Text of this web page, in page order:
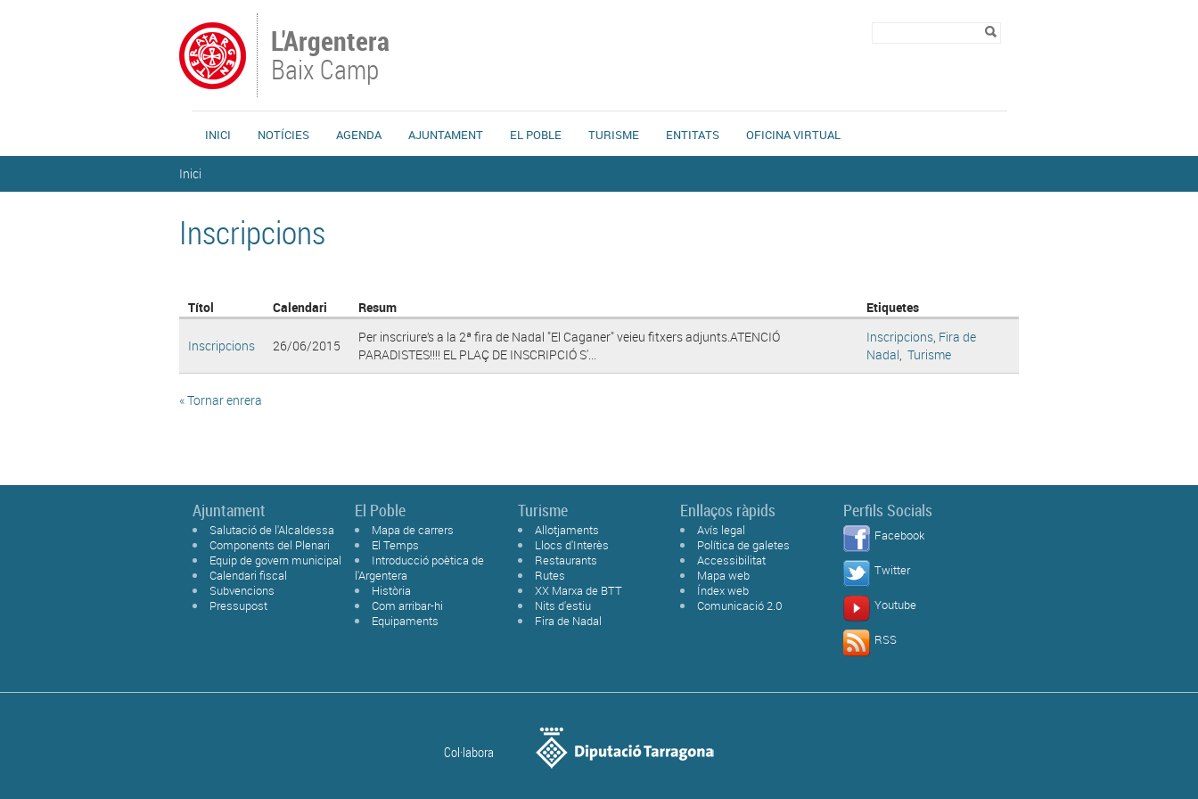
L'Argentera
Baix Camp
INICI NOTÍCIES AGENDA AJUNTAMENT EL POBLE TURISME ENTITATS OFICINA VIRTUAL
Inici
Inscripcions
Títol Calendari Resum Etiquetes
Inscripcions 26/06/2015
Per inscriure’s a la 2ª fira de Nadal "El Caganer" veieu fitxers adjunts.ATENCIÓ
PARADISTES!!!! EL PLAÇ DE INSCRIPCIÓ S'...
Inscripcions, Fira de
Nadal, Turisme
« Tornar enrera
Ajuntament
Salutació de l'Alcaldessa
Components del Plenari
Equip de govern municipal
Calendari fiscal
Subvencions
Pressupost
El Poble
Mapa de carrers
El Temps
Introducció poètica de
l'Argentera
Història
Com arribar-hi
Equipaments
Turisme
Allotjaments
Llocs d'Interès
Restaurants
Rutes
XX Marxa de BTT
Nits d'estiu
Fira de Nadal
Enllaços ràpids
Avís legal
Política de galetes
Accessibilitat
Mapa web
Índex web
Comunicació 2.0
Perfils Socials
Facebook
Twitter
Youtube
RSS
Col·labora